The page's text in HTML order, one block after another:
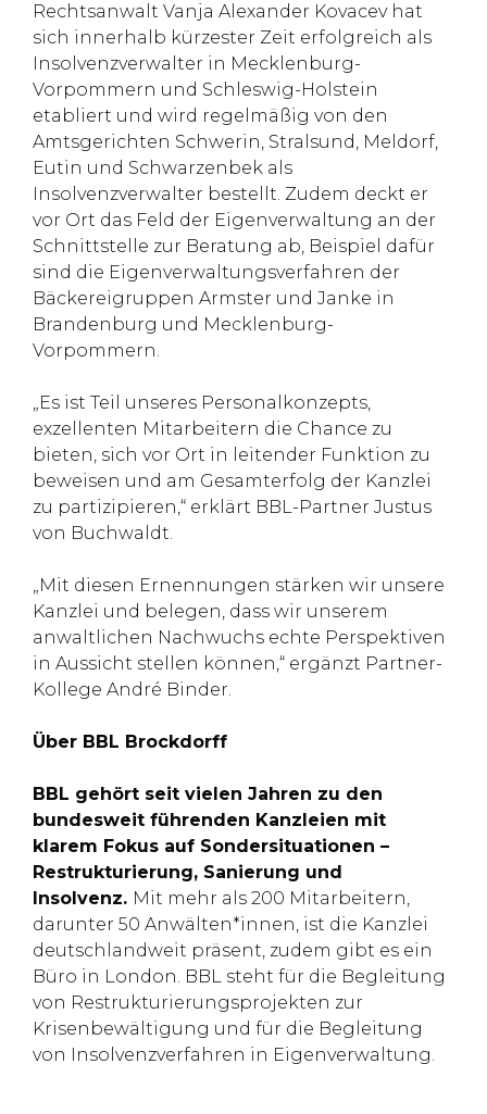
Rechtsanwalt Vanja Alexander Kovacev hat
sich innerhalb kürzester Zeit erfolgreich als
Insolvenzverwalter in Mecklenburg-
Vorpommern und Schleswig-Holstein
etabliert und wird regelmäßig von den
Amtsgerichten Schwerin, Stralsund, Meldorf,
Eutin und Schwarzenbek als
Insolvenzverwalter bestellt. Zudem deckt er
vor Ort das Feld der Eigenverwaltung an der
Schnittstelle zur Beratung ab, Beispiel dafür
sind die Eigenverwaltungsverfahren der
Bäckereigruppen Armster und Janke in
Brandenburg und Mecklenburg-
Vorpommern.
„Es ist Teil unseres Personalkonzepts,
exzellenten Mitarbeitern die Chance zu
bieten, sich vor Ort in leitender Funktion zu
beweisen und am Gesamterfolg der Kanzlei
zu partizipieren,“ erklärt BBL-Partner Justus
von Buchwaldt.
„Mit diesen Ernennungen stärken wir unsere
Kanzlei und belegen, dass wir unserem
anwaltlichen Nachwuchs echte Perspektiven
in Aussicht stellen können,“ ergänzt Partner-
Kollege André Binder.
Über BBL Brockdorff
BBL gehört seit vielen Jahren zu den
bundesweit führenden Kanzleien mit
klarem Fokus auf Sondersituationen –
Restrukturierung, Sanierung und
Insolvenz. Mit mehr als 200 Mitarbeitern,
darunter 50 Anwälten*innen, ist die Kanzlei
deutschlandweit präsent, zudem gibt es ein
Büro in London. BBL steht für die Begleitung
von Restrukturierungsprojekten zur
Krisenbewältigung und für die Begleitung
von Insolvenzverfahren in Eigenverwaltung.